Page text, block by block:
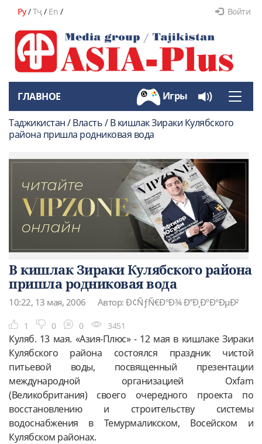
Ру/Тҷ/ En / Войти
Toggle
ГЛАВНОЕ Игры
Таджикистан / Власть / В кишлак Зираки Кулябского
района пришла родниковая вода
В кишлак Зираки Кулябского района
пришла родниковая вода
10:22, 13 мая, 2006 Автор: Ð¢ÑƒÑ€ÐºÐ¾ Ð”Ð¸ÐºÐ°ÐµÐ²
1 0 0 3451
Куляб. 13 мая. «Азия-Плюс» - 12 мая в кишлаке Зираки
Кулябского района состоялся праздник чистой
питьевой воды, посвященный презентации
международной организацией Oxfam
(Великобритания) своего очередного проекта по
восстановлению и строительству системы
водоснабжения в Темурмаликском, Восейском и
Кулябском районах.